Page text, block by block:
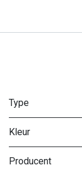
Type
Kleur
Producent